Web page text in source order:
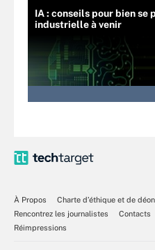
IA : conseils pour bien
industrielle à venir
À Propos
Charte d’éthique et de
Rencontrez les journalistes
Contacts
Réimpressions